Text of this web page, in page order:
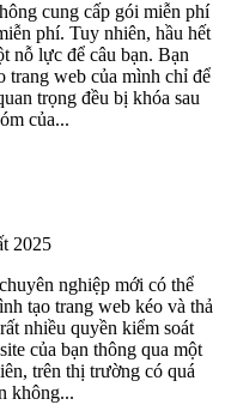
cung cấp gói miễn phí
phí. Tuy nhiên, hầu hết
nỗ lực để câu bạn. Bạn
trang web của mình chỉ để
trọng đều bị khóa sau
của...
2025
nghiệp mới có thể
tạo trang web kéo và thả
nhiều quyền kiểm soát
của bạn thông qua một
trên thị trường có quá
không...